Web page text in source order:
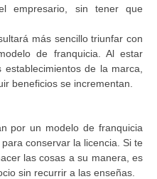
empresario, sin tener que
más sencillo triunfar con
de franquicia. Al estar
de la marca,
beneficios se incrementan.
por un modelo de franquicia
conservar la licencia. Si te
las cosas a su manera, es
sin recurrir a las enseñas.